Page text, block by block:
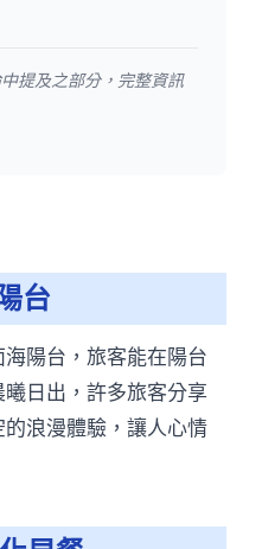
提及之部分，完整資訊
台
陽台，旅客能在陽台
日出，許多旅客分享
浪漫體驗，讓人心情